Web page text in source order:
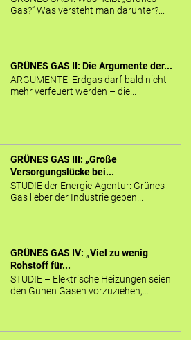
Gas?“ Was versteht man darunter?...
GRÜNES GAS II: Die Argumente der...
ARGUMENTE Erdgas darf bald nicht
mehr verfeuert werden – die...
GRÜNES GAS III: „Große
Versorgungslücke bei...
STUDIE der Energie-Agentur: Grünes
Gas lieber der Industrie geben...
GRÜNES GAS IV: „Viel zu wenig
Rohstoff für...
STUDIE – Elektrische Heizungen seien
den Günen Gasen vorzuziehen,...